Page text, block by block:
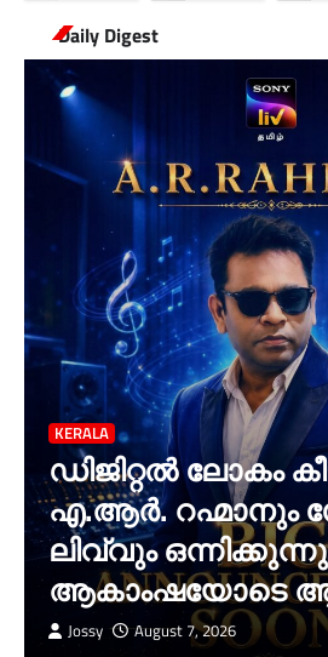
Daily Digest
KERALA
ഡിജിറ്റൽ ലോകം
എ.ആർ. റഹ്മാനും
ലിവ്വും
ആകാംഷയോടെ
Jossy August 7, 2026